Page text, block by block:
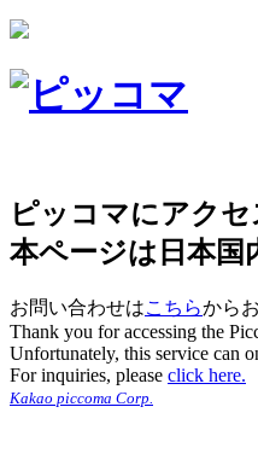
ピッコマにアク
本ページは日本国
お問い合わせはこちらから
Thank you for accessing the
Unfortunately, this service can
For inquiries, please click here.
Kakao piccoma Corp.